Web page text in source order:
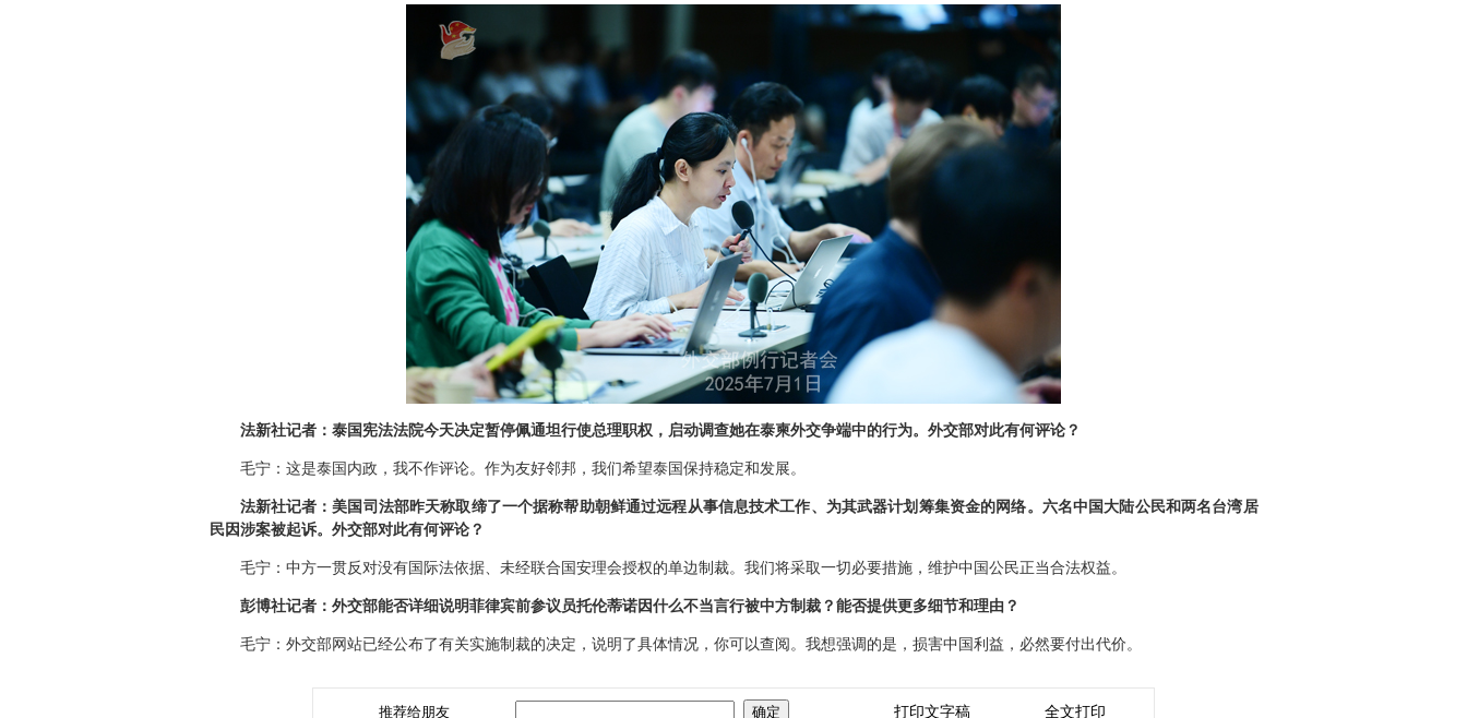
法新社记者：泰国宪法法院今天决定暂停佩通坦行使总理职权，启动调查她在泰柬外交争端中的行为。外交部对此有何评论？
毛宁：这是泰国内政，我不作评论。作为友好邻邦，我们希望泰国保持稳定和发展。
法新社记者：美国司法部昨天称取缔了一个据称帮助朝鲜通过远程从事信息技术工作、为其武器计划筹集资金的网络。六名中国大陆公民和两名台湾居
民因涉案被起诉。外交部对此有何评论？
毛宁：中方一贯反对没有国际法依据、未经联合国安理会授权的单边制裁。我们将采取一切必要措施，维护中国公民正当合法权益。
彭博社记者：外交部能否详细说明菲律宾前参议员托伦蒂诺因什么不当言行被中方制裁？能否提供更多细节和理由？
毛宁：外交部网站已经公布了有关实施制裁的决定，说明了具体情况，你可以查阅。我想强调的是，损害中国利益，必然要付出代价。
推荐给朋友 打印文字稿 全文打印